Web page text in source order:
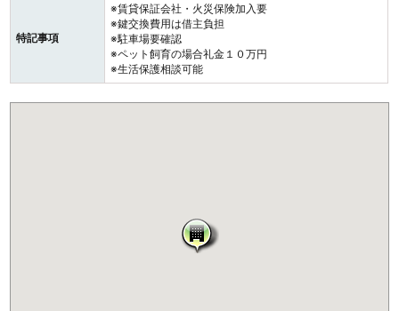
特記事項
※賃貸保証会社・火災保険加入要
※鍵交換費用は借主負担
※駐車場要確認
※ペット飼育の場合礼金１０万円
※生活保護相談可能